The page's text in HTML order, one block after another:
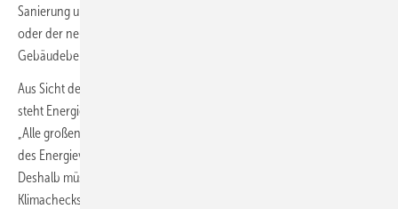
Sanierung und Dämmung bleiben aber zu vage. Die neue Ministerin
oder der neue Minister wird hier sofort nachbessern müssen, um den
Gebäudebereich endlich wirklich auf den Paris-Pfad zu bringen.“
Aus Sicht der
steht Energieeffizienz im Zentrum der kommenden Legislaturperiode.
„Alle großen Energiewende-Studien setzen auf eine deutliche Senkung
des Energieverbrauchs. Das passiere jedoch nicht von Geisterhand.
Deshalb müssen in den angekündigten Sofortprogrammen,
Klimachecks und Plattformen unweigerlich umfassende Ziele und